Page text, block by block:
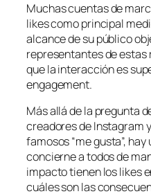
Muchas cuentas de
likescomo principal
alcance de su público
representantes de
que la interacción es
engagement.
Más allá de la pregunta
creadores de Instagram y
famosos “me gusta”,
concierne a todos de
impacto tienen los likes
cuáles son las